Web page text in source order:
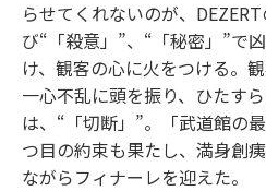
らせてくれないのが、
び“「殺意」”、“「秘密」”で
け、観客の心に火をつける。
一心不乱に頭を振り、ひたす
は、“「切断」”。「武道館の
つ目の約束も果たし、満身創
ながらフィナーレを迎えた。